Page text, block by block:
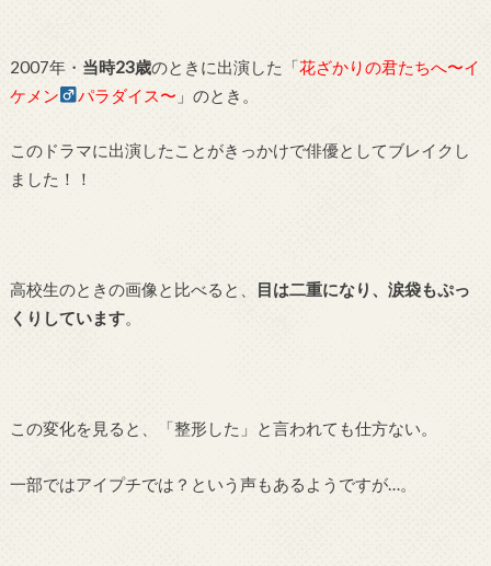
2007年・ 当時23歳のときに出演した「花ざかりの君たちへ〜イ
ケメン
パラダイス〜 」のとき。
このドラマに出演したことがきっかけで俳優としてブレイクし
ました！！
高校生のときの画像と比べると、
目は二重になり、涙袋もぷっ
くりしています。
この変化を見ると、「整形した」と言われても仕方ない。
一部ではアイプチでは？という声もあるようですが…。